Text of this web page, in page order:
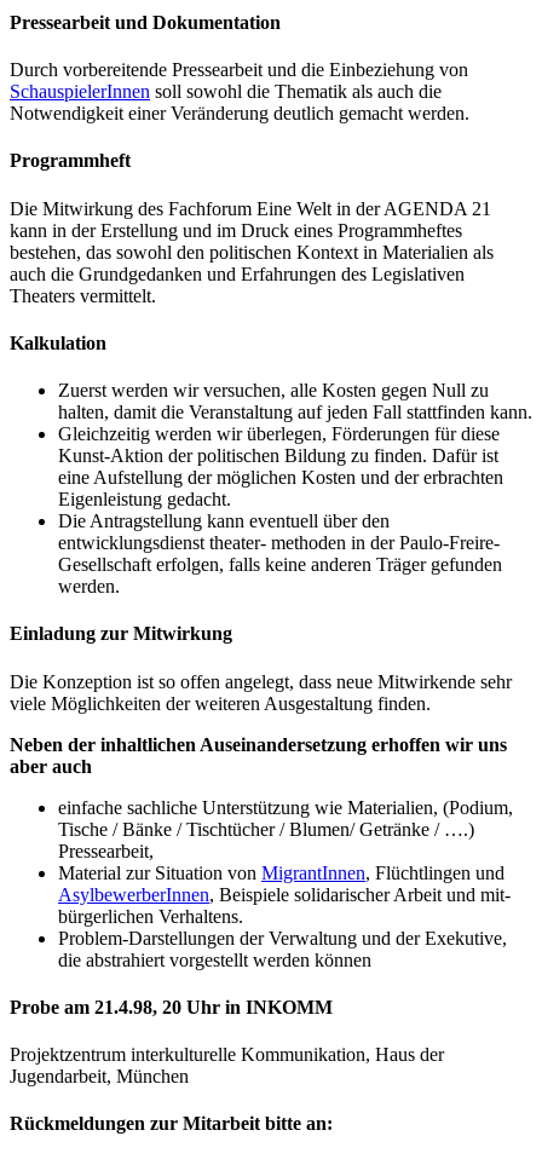
Pressearbeit und Dokumentation
Durch vorbereitende Pressearbeit und die Einbeziehung von
SchauspielerInnen soll sowohl die Thematik als auch die
Notwendigkeit einer Veränderung deutlich gemacht werden.
Programmheft
Die Mitwirkung des Fachforum Eine Welt in der AGENDA 21
kann in der Erstellung und im Druck eines Programmheftes
bestehen, das sowohl den politischen Kontext in Materialien als
auch die Grundgedanken und Erfahrungen des Legislativen
Theaters vermittelt.
Kalkulation
Zuerst werden wir versuchen, alle Kosten gegen Null zu
halten, damit die Veranstaltung auf jeden Fall stattfinden kann.
Gleichzeitig werden wir überlegen, Förderungen für diese
Kunst-Aktion der politischen Bildung zu finden. Dafür ist
eine Aufstellung der möglichen Kosten und der erbrachten
Eigenleistung gedacht.
Die Antragstellung kann eventuell über den
entwicklungsdienst theater- methoden in der Paulo-Freire-
Gesellschaft erfolgen, falls keine anderen Träger gefunden
werden.
Einladung zur Mitwirkung
Die Konzeption ist so offen angelegt, dass neue Mitwirkende sehr
viele Möglichkeiten der weiteren Ausgestaltung finden.
Neben der inhaltlichen Auseinandersetzung erhoffen wir uns
aber auch
einfache sachliche Unterstützung wie Materialien, (Podium,
Tische / Bänke / Tischtücher / Blumen/ Getränke / ….)
Pressearbeit,
Material zur Situation von MigrantInnen, Flüchtlingen und
AsylbewerberInnen, Beispiele solidarischer Arbeit und mit-
bürgerlichen Verhaltens.
Problem-Darstellungen der Verwaltung und der Exekutive,
die abstrahiert vorgestellt werden können
Probe am 21.4.98, 20 Uhr in INKOMM
Projektzentrum interkulturelle Kommunikation, Haus der
Jugendarbeit, München
Rückmeldungen zur Mitarbeit bitte an: